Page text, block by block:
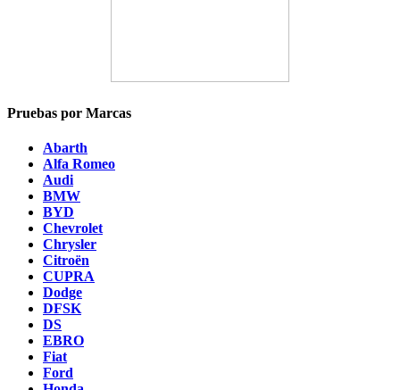
Pruebas por Marcas
Abarth
Alfa Romeo
Audi
BMW
BYD
Chevrolet
Chrysler
Citroën
CUPRA
Dodge
DFSK
DS
EBRO
Fiat
Ford